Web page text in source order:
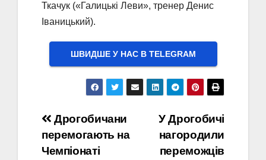
Ткачук («Галицькі Леви», тренер Денис
Іваницький).
ШВИДШЕ У НАС В ТELEGRAM
Навігація
записів
У Дрогобичі
нагородили
переможців
Дрогобичани
перемогають на
Чемпіонаті